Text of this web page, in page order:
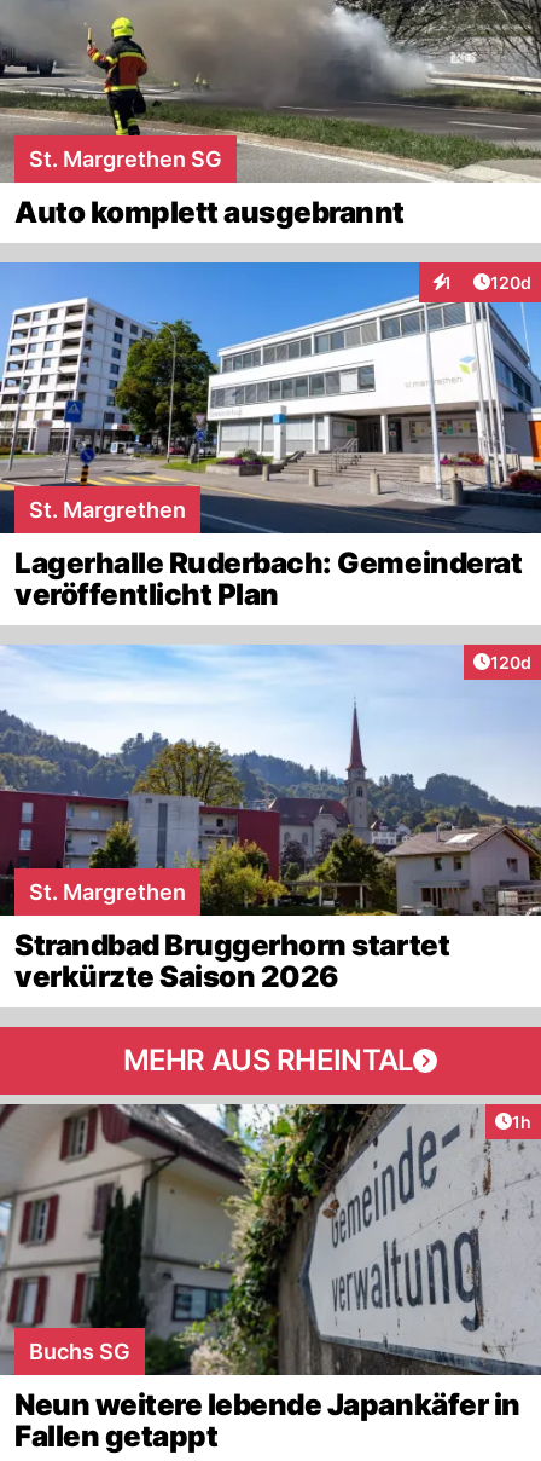
St. Margrethen SG
Auto komplett ausgebrannt
1
Interaktionen
120d
St. Margrethen
Lagerhalle Ruderbach: Gemeinderat
veröffentlicht Plan
120d
St. Margrethen
Strandbad Bruggerhorn startet
verkürzte Saison 2026
MEHR AUS RHEINTAL
1h
Buchs SG
Neun weitere lebende Japankäfer in
Fallen getappt